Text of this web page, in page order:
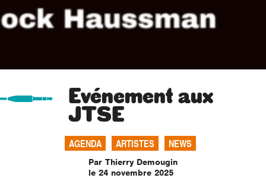
Evénement aux
JTSE
AGENDA ARTISTES NEWS
Par Thierry Demougin
le 24 novembre 2025